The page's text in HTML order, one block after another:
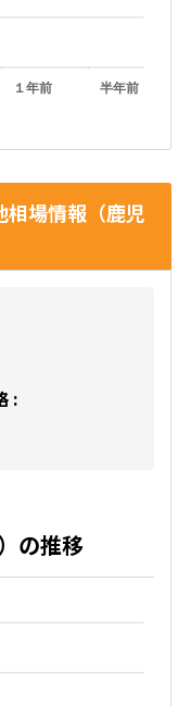
１年前 半年前
場情報（鹿児
:
の推移